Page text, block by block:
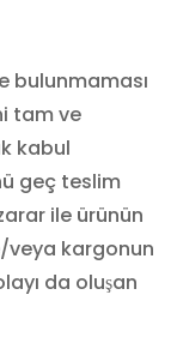
bulunmaması
tam ve
kabul
geç teslim
ile ürünün
veya kargonun
da oluşan